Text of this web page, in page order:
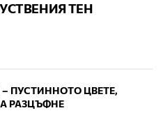
ТЕН
ПУСТИННОТО ЦВЕТЕ,
РАЗЦЪФНЕ